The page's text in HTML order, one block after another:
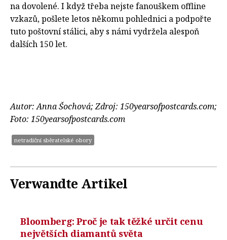
na dovolené. I když třeba nejste fanouškem offline
vzkazů, pošlete letos někomu pohlednici a podpořte
tuto poštovní stálici, aby s námi vydržela alespoň
dalších 150 let.
Autor: Anna Šochová; Zdroj: 150yearsofpostcards.com;
Foto: 150yearsofpostcards.com
netradiční sběratelské obory
Verwandte Artikel
Bloomberg: Proč je tak těžké určit cenu
největších diamantů světa